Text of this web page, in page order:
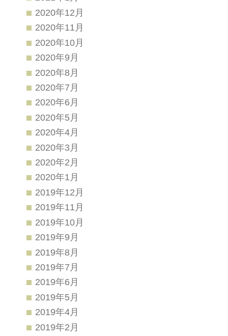
2020年12月
2020年11月
2020年10月
2020年9月
2020年8月
2020年7月
2020年6月
2020年5月
2020年4月
2020年3月
2020年2月
2020年1月
2019年12月
2019年11月
2019年10月
2019年9月
2019年8月
2019年7月
2019年6月
2019年5月
2019年4月
2019年2月